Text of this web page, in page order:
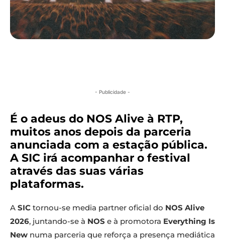
- Publicidade -
É o adeus do NOS Alive à RTP,
muitos anos depois da parceria
anunciada com a estação pública.
A SIC irá acompanhar o festival
através das suas várias
plataformas.
A SIC tornou-se media partner oficial do NOS Alive
2026, juntando-se à NOS e à promotora Everything Is
New numa parceria que reforça a presença mediática